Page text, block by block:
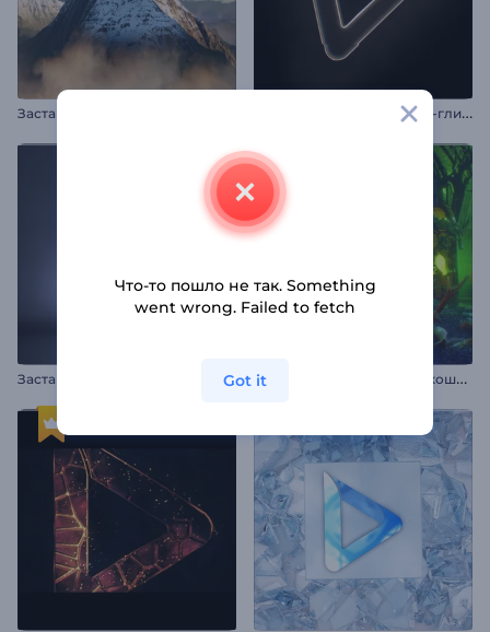
Заставка: Горные вершины А
нимация лого: Вспышка-глитч
Заставка для подкаста З
аставка "Хэллоуинский кошмар"
Что-то пошло не так. Something
went wrong. Failed to fetch
Got it